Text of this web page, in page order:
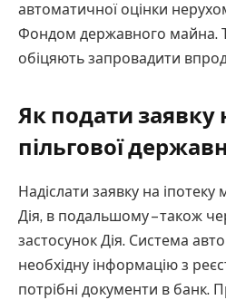
автоматичної оцінки
Фондом державного майна.
обіцяють запровадити
Як подати заявку
пільгової
Надіслати заявку на
Дія, в подальшому – також
застосунок Дія. Система
необхідну інформацію з
потрібні документи в банк.